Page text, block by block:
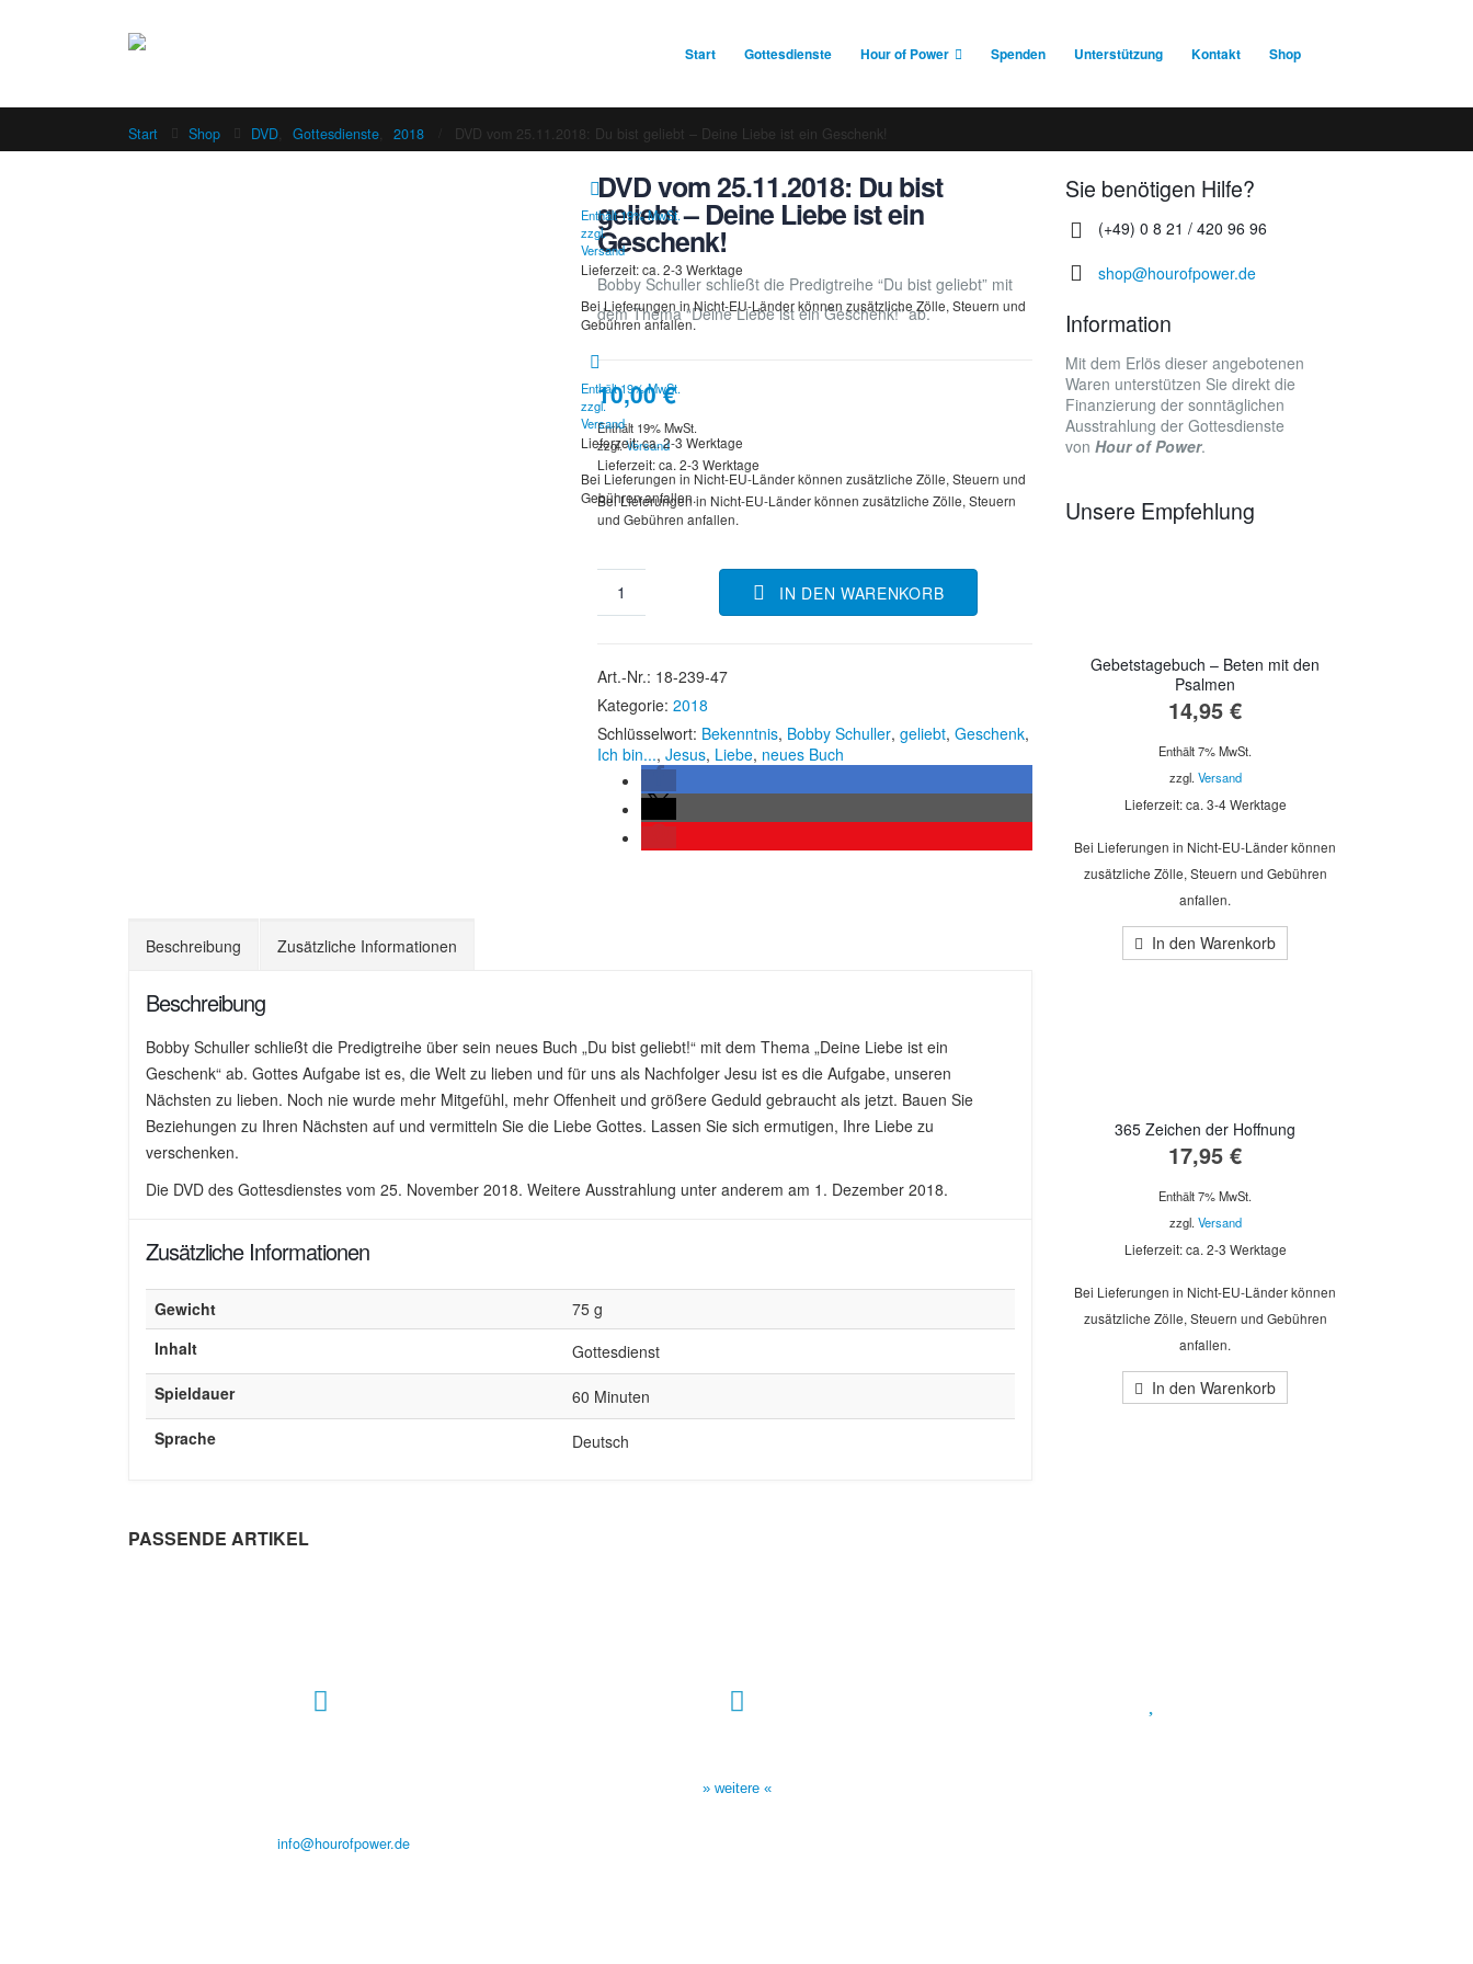
Start Gottesdienste Hour of Power Spenden Unterstützung Kontakt Shop
Start Shop DVD, Gottesdienste, 2018 DVD vom 25.11.2018: Du bist geliebt – Deine Liebe ist ein Geschenk!
DVD vom 25.11.2018: Du bist
geliebt – Deine Liebe ist ein
Geschenk!
Enthält 19% MwSt.
zzgl.
Versand
Lieferzeit: ca. 2-3 Werktage
Bei Lieferungen in Nicht-EU-Länder können zusätzliche Zölle, Steuern und
Gebühren anfallen.
Enthält 19% MwSt.
zzgl.
Versand
Lieferzeit: ca. 2-3 Werktage
Bei Lieferungen in Nicht-EU-Länder können zusätzliche Zölle, Steuern und
Gebühren anfallen.
Bobby Schuller schließt die Predigtreihe “Du bist geliebt” mit
dem Thema “Deine Liebe ist ein Geschenk!” ab.
10,00€
Enthält 19% MwSt.
zzgl.Versand
Lieferzeit: ca. 2-3 Werktage
Bei Lieferungen in Nicht-EU-Länder können zusätzliche Zölle, Steuern
und Gebühren anfallen.
IN DEN WARENKORB
Art.-Nr.: 18-239-47
Kategorie: 2018
Schlüsselwort: Bekenntnis, Bobby Schuller, geliebt, Geschenk,
Ich bin..., Jesus, Liebe, neues Buch
Beschreibung Zusätzliche Informationen
Beschreibung
Bobby Schuller schließt die Predigtreihe über sein neues Buch „Du bist geliebt!“ mit dem Thema „Deine Liebe ist ein
Geschenk“ ab. Gottes Aufgabe ist es, die Welt zu lieben und für uns als Nachfolger Jesu ist es die Aufgabe, unseren
Nächsten zu lieben. Noch nie wurde mehr Mitgefühl, mehr Offenheit und größere Geduld gebraucht als jetzt. Bauen Sie
Beziehungen zu Ihren Nächsten auf und vermitteln Sie die Liebe Gottes. Lassen Sie sich ermutigen, Ihre Liebe zu
verschenken.
Die DVD des Gottesdienstes vom 25. November 2018. Weitere Ausstrahlung unter anderem am 1. Dezember 2018.
Zusätzliche Informationen
Gewicht
75 g
Inhalt
Gottesdienst
Spieldauer
60 Minuten
Sprache
Deutsch
PASSENDE ARTIKEL
Sie benötigen Hilfe?
(+49) 0 8 21 / 420 96 96
shop@hourofpower.de
Information
Mit dem Erlös dieser angebotenen
Waren unterstützen Sie direkt die
Finanzierung der sonntäglichen
Ausstrahlung der Gottesdienste
von Hour of Power.
Unsere Empfehlung
Gebetstagebuch – Beten mit den
Psalmen
14,95 €
Enthält 7% MwSt.
zzgl. Versand
Lieferzeit: ca. 3-4 Werktage
Bei Lieferungen in Nicht-EU-Länder können
zusätzliche Zölle, Steuern und Gebühren
anfallen.
In den Warenkorb
365 Zeichen der Hoffnung
17,95 €
Enthält 7% MwSt.
zzgl. Versand
Lieferzeit: ca. 2-3 Werktage
Bei Lieferungen in Nicht-EU-Länder können
zusätzliche Zölle, Steuern und Gebühren
anfallen.
In den Warenkorb
info@hourofpower.de
» weitere «